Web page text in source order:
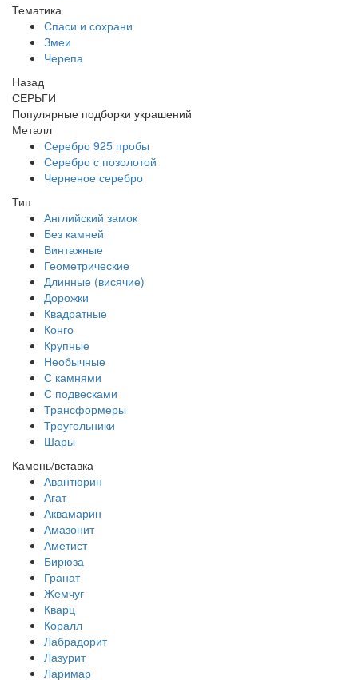
Тематика
Спаси и сохрани
Змеи
Черепа
Назад
СЕРЬГИ
Популярные подборки украшений
Металл
Серебро 925 пробы
Серебро с позолотой
Черненое серебро
Тип
Английский замок
Без камней
Винтажные
Геометрические
Длинные (висячие)
Дорожки
Квадратные
Конго
Крупные
Необычные
С камнями
С подвесками
Трансформеры
Треугольники
Шары
Камень/вставка
Авантюрин
Агат
Аквамарин
Амазонит
Аметист
Бирюза
Гранат
Жемчуг
Кварц
Коралл
Лабрадорит
Лазурит
Ларимар